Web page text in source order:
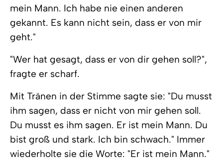
mein Mann. Ich habe nie einen anderen
gekannt. Es kann nicht sein, dass er von mir
geht."
"Wer hat gesagt, dass er von dir gehen soll?",
fragte er scharf.
Mit Tränen in der Stimme sagte sie: "Du musst
ihm sagen, dass er nicht von mir gehen soll.
Du musst es ihm sagen. Er ist mein Mann. Du
bist groß und stark. Ich bin schwach." Immer
wiederholte sie die Worte: "Er ist mein Mann."